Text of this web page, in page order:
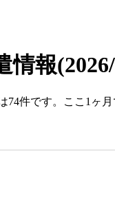
情報
件です。ここ1ヶ